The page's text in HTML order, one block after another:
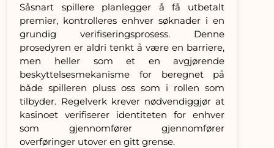
Såsnart spillere planlegger å få utbetalt
premier, kontrolleres enhver søknader i en
grundig verifiseringsprosess. Denne
prosedyren er aldri tenkt å være en barriere,
men heller som et en avgjørende
beskyttelsesmekanisme for beregnet på
både spilleren pluss oss som i rollen som
tilbyder. Regelverk krever nødvendiggjør at
kasinoet verifiserer identiteten for enhver
som gjennomfører gjennomfører
overføringer utover en gitt grense.